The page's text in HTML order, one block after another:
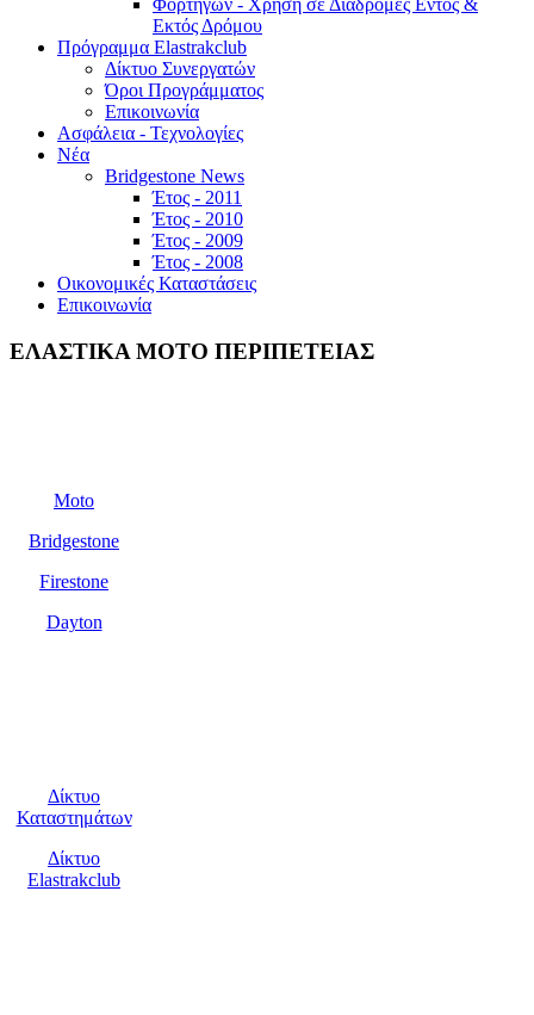
Φορτηγών - Χρήση σε Διαδρομές Εντός &
Εκτός Δρόμου
Πρόγραμμα Elastrakclub
Δίκτυο Συνεργατών
Όροι Προγράμματος
Επικοινωνία
Ασφάλεια - Τεχνολογίες
Νέα
Bridgestone News
Έτος - 2011
Έτος - 2010
Έτος - 2009
Έτος - 2008
Οικονομικές Καταστάσεις
Επικοινωνία
ΕΛΑΣΤΙΚΑ ΜΟΤΟ ΠΕΡΙΠΕΤΕΙΑΣ
Moto
Bridgestone
Firestone
Dayton
Δίκτυο
Καταστημάτων
Δίκτυο
Elastrakclub